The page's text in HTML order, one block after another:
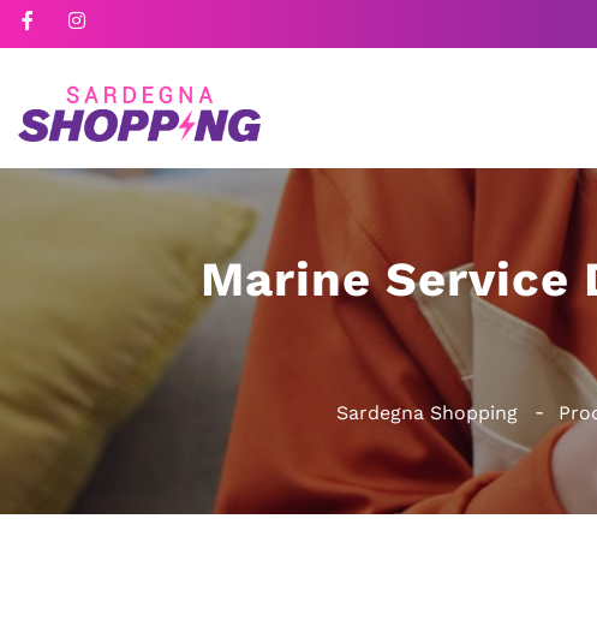
Marine Service
Sardegna Shopping